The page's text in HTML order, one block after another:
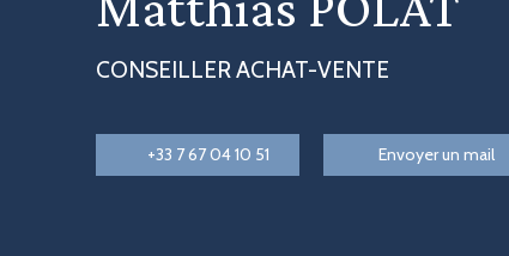
CONSEILLER ACHAT-VENTE
+33 7 67 04 10 51 Envoyer un mail